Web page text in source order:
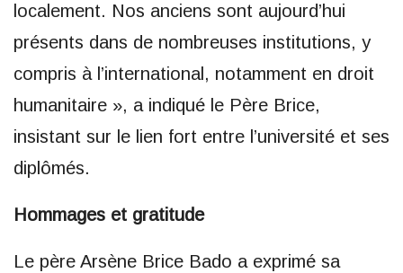
localement. Nos anciens sont aujourd’hui
présents dans de nombreuses institutions, y
compris à l’international, notamment en droit
humanitaire », a indiqué le Père Brice,
insistant sur le lien fort entre l’université et ses
diplômés.
Hommages et gratitude
Le père Arsène Brice Bado a exprimé sa